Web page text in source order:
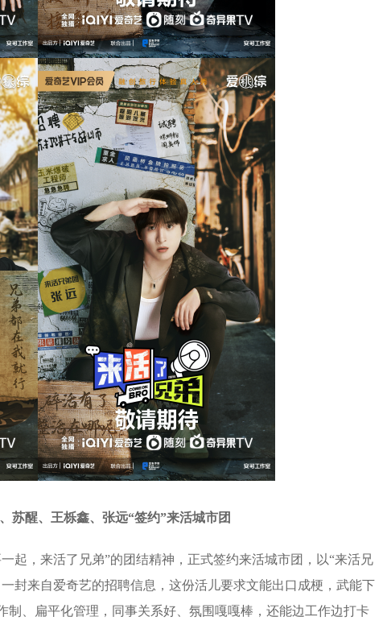
苏醒、王栎鑫、张远“签约”来活城市团
，来活了兄弟”的团结精神，正式签约来活城市团，以“来活兄
封来自爱奇艺的招聘信息，这份活儿要求文能出口成梗，武能下
、扁平化管理，同事关系好、氛围嘎嘎棒，还能边工作边打卡